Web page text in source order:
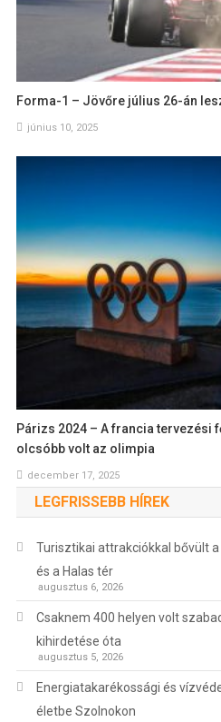
Forma-1 – Jövőre július 26-án
június 10, 2025
Párizs 2024 – A francia tervezési
olcsóbb volt az olimpia
december 17, 2025
LEGFRISSEBB HÍREK
Turisztikai attrakciókkal bővült
és a Halas tér
augusztus 6, 2026
Csaknem 400 helyen volt
kihirdetése óta
augusztus 5, 2026
Energiatakarékossági és
életbe Szolnokon